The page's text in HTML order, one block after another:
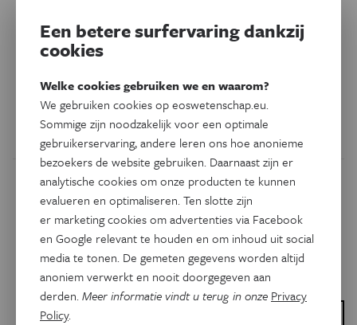
Een glaasje te veel en je staat al gauw wankel op je benen.
smartphonesensoren om te meten of je al dan niet
geïntoxiceerd bent.
Door Baldwin Verhoeven
Een betere surfervaring dankzij
cookies
Welke cookies gebruiken we en waarom?
We gebruiken cookies op eoswetenschap.eu.
Sommige zijn noodzakelijk voor een optimale
gebruikerservaring, andere leren ons hoe anonieme
bezoekers de website gebruiken. Daarnaast zijn er
analytische cookies om onze producten te kunnen
evalueren en optimaliseren. Ten slotte zijn
er marketing cookies om advertenties via Facebook
en Google relevant te houden en om inhoud uit social
media te tonen. De gemeten gegevens worden altijd
anoniem verwerkt en nooit doorgegeven aan
derden.Meer informatie vindt u terug in onze Privacy
Policy.